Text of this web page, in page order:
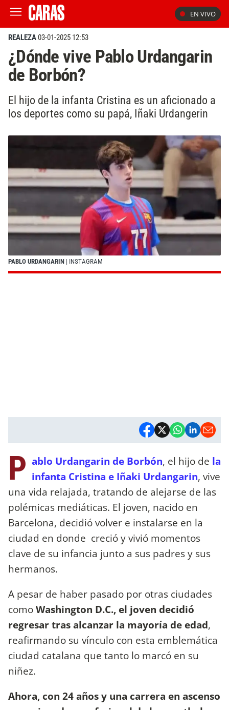
EN VIVO
REALEZA03-01-2025 12:53
¿Dónde vive Pablo Urdangarin
de Borbón?
El hijo de la infanta Cristina es un aficionado a
los deportes como su papá, Iñaki Urdangerin
PABLO URDANGARIN | INSTAGRAM
P ablo Urdangarin de Borbón, el hijo de la
infanta Cristina e Iñaki Urdangarin, vive
una vida relajada, tratando de alejarse de las
polémicas mediáticas. El joven, nacido en
Barcelona, decidió volver e instalarse en la
ciudad en donde creció y vivió momentos
clave de su infancia junto a sus padres y sus
hermanos.
A pesar de haber pasado por otras ciudades
comoWashington D.C., el joven decidió
regresar tras alcanzar la mayoría de edad,
reafirmando su vínculo con esta emblemática
ciudad catalana que tanto lo marcó en su
niñez.
Ahora, con 24 años y una carrera en ascenso